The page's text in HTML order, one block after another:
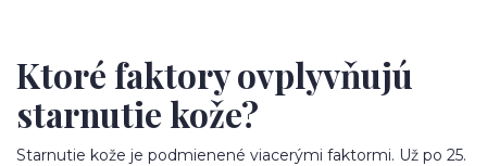
Ktoré faktory ovplyvňujú
starnutie kože?
Starnutie kože je podmienené viacerými faktormi. Už po 25.